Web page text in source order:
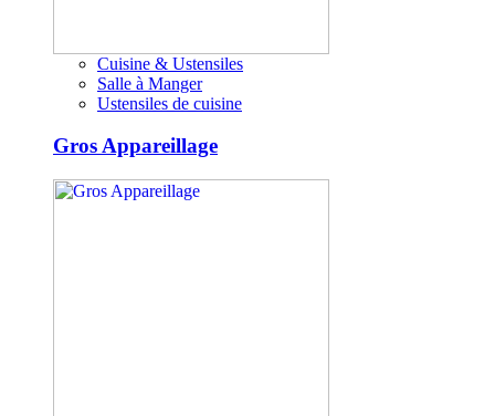
Cuisine & Ustensiles
Salle à Manger
Ustensiles de cuisine
Gros Appareillage